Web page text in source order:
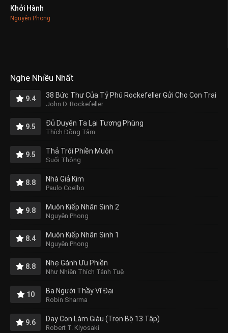
Khởi Hành
Nguyên Phong
Nghe Nhiều Nhất
9.4 38 Bức Thư Của Tỷ Phú Rockefeller Gửi Cho Con Trai
John D. Rockefeller
9.5 Đủ Duyên Ta Lại Tương Phùng
Thích Đồng Tâm
9.5 Thả Trôi Phiền Muộn
Suối Thông
8.8 Nhà Giả Kim
Paulo Coelho
9.8 Muôn Kiếp Nhân Sinh 2
Nguyên Phong
8.4 Muôn Kiếp Nhân Sinh 1
Nguyên Phong
8.8 Nhẹ Gánh Ưu Phiền
Như Nhiên Thích Tánh Tuệ
10 Ba Người Thầy Vĩ Đại
Robin Sharma
9.6 Dạy Con Làm Giàu (Trọn Bộ 13 Tập)
Robert T. Kiyosaki